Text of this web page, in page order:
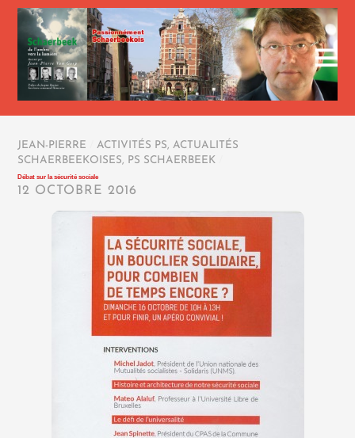
JEAN-PIERRE ACTIVITÉS PS,ACTUALITÉS
SCHAERBEEKOISES, PS SCHAERBEEK
Débat sur la sécurité sociale
12 OCTOBRE 2016